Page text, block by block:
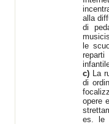
alla
di
le
c) La
di
opere
es. le